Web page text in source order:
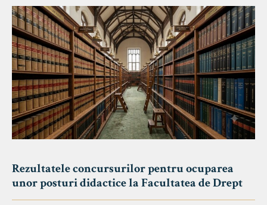
Rezultatele concursurilor pentru ocuparea
unor posturi didactice la Facultatea de Drept